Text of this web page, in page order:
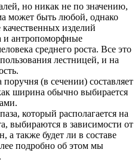
но никак не по значению,
может быть любой, однако
качественных изделий
и антропоморфные
среднего роста. Все это
лестницей, и на
(в сечении) составляет
ширина обычно выбирается
который располагается на
выбираются в зависимости от
а также будет ли в составе
подробно об этом мы